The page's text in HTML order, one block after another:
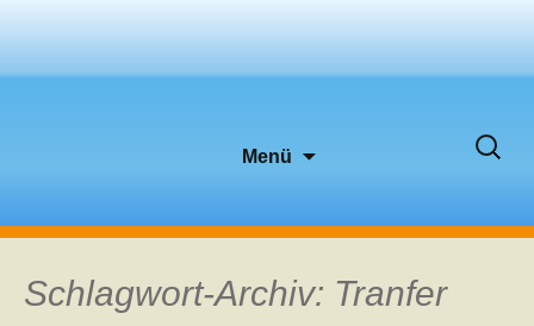
Menü
Suchen
Schlagwort-Archiv: Tranfer